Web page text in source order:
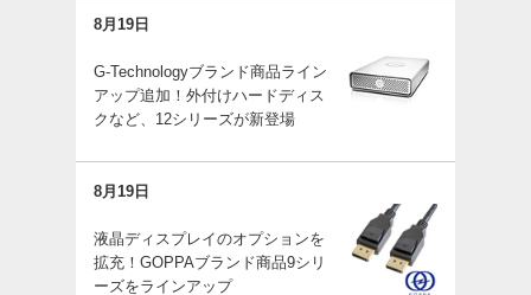
8月19日
G-Technologyブランド商品ライン
アップ追加！外付けハードディス
クなど、12シリーズが新登場
8月19日
液晶ディスプレイのオプションを
拡充！GOPPAブランド商品9シリ
ーズをラインアップ